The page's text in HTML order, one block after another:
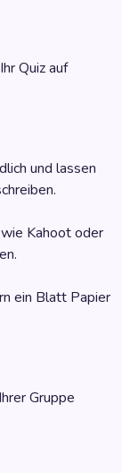
Quiz auf
und lassen
Kahoot oder
ein Blatt Papier
Gruppe